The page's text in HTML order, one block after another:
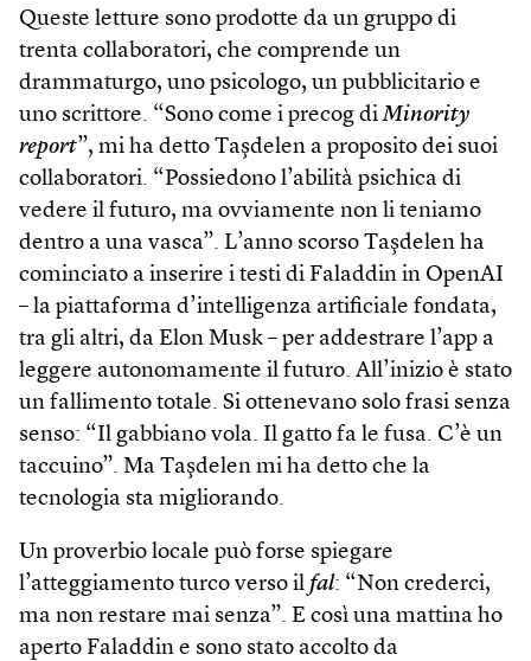
Queste letture sono prodotte da un gruppo di
trenta collaboratori, che comprende un
drammaturgo, uno psicologo, un pubblicitario e
uno scrittore. “Sono come i precog diMinority
report”, mi ha detto Taşdelen a proposito dei suoi
collaboratori. “Possiedono l’abilità psichica di
vedere il futuro, ma ovviamente non li teniamo
dentro a una vasca”. L’anno scorso Taşdelen ha
cominciato a inserire i testi di Faladdin in OpenAI
– la piattaforma d’intelligenza artificiale fondata,
tra gli altri, da Elon Musk – per addestrare l’app a
leggere autonomamente il futuro. All’inizio è stato
un fallimento totale. Si ottenevano solo frasi senza
senso: “Il gabbiano vola. Il gatto fa le fusa. C’è un
taccuino”. Ma Taşdelen mi ha detto che la
tecnologia sta migliorando.
Un proverbio locale può forse spiegare
l’atteggiamento turco verso il fal: “Non crederci,
ma non restare mai senza”. E così una mattina ho
aperto Faladdin e sono stato accolto da